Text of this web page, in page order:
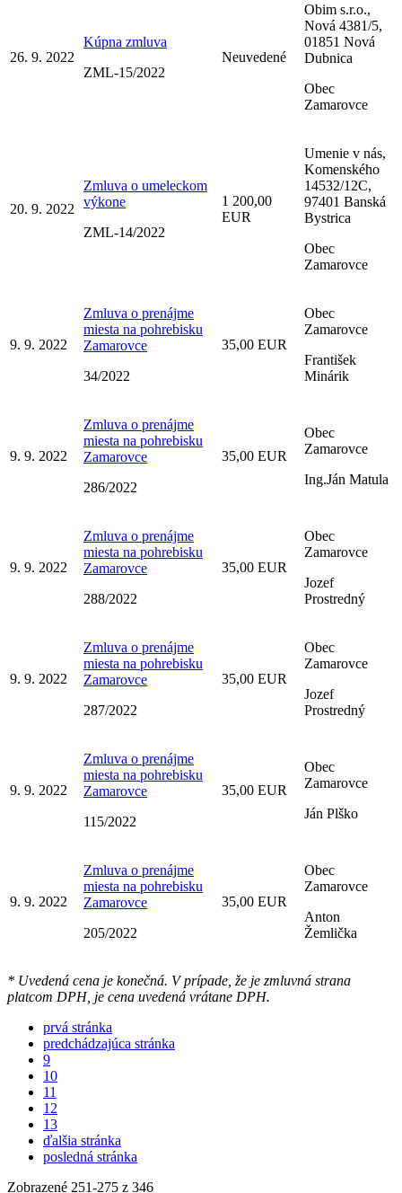
26. 9. 2022
Kúpna zmluva
ZML-15/2022
Neuvedené
Obim s.r.o.,
Nová 4381/5,
01851 Nová
Dubnica
Obec
Zamarovce
20. 9. 2022
Zmluva o umeleckom
výkone
ZML-14/2022
1 200,00
EUR
Umenie v nás,
Komenského
14532/12C,
97401 Banská
Bystrica
Obec
Zamarovce
9. 9. 2022
Zmluva o prenájme
miesta na pohrebisku
Zamarovce
34/2022
35,00 EUR
Obec
Zamarovce
František
Minárik
9. 9. 2022
Zmluva o prenájme
miesta na pohrebisku
Zamarovce
286/2022
35,00 EUR
Obec
Zamarovce
Ing.Ján Matula
9. 9. 2022
Zmluva o prenájme
miesta na pohrebisku
Zamarovce
288/2022
35,00 EUR
Obec
Zamarovce
Jozef
Prostredný
9. 9. 2022
Zmluva o prenájme
miesta na pohrebisku
Zamarovce
287/2022
35,00 EUR
Obec
Zamarovce
Jozef
Prostredný
9. 9. 2022
Zmluva o prenájme
miesta na pohrebisku
Zamarovce
115/2022
35,00 EUR
Obec
Zamarovce
Ján Plško
9. 9. 2022
Zmluva o prenájme
miesta na pohrebisku
Zamarovce
205/2022
35,00 EUR
Obec
Zamarovce
Anton
Žemlička
* Uvedená cena je konečná. V prípade, že je zmluvná strana
platcom DPH, je cena uvedená vrátane DPH.
prvá stránka
predchádzajúca stránka
9
10
11
12
13
ďalšia stránka
posledná stránka
Zobrazené 251-275 z 346